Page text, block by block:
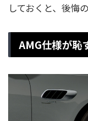
しておくと、後悔
AMG仕様が恥